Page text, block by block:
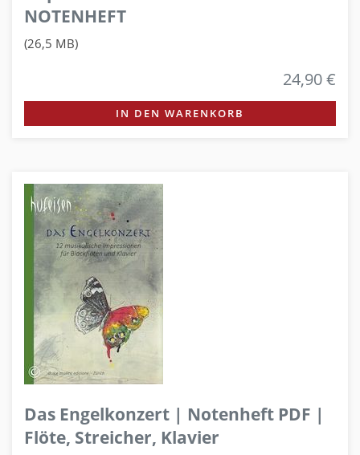
NOTENHEFT
(26,5 MB)
24,90 €
IN DEN WARENKORB
Das Engelkonzert | Notenheft PDF |
Flöte, Streicher, Klavier